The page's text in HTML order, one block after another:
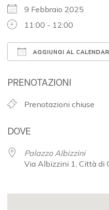
9 Febbraio 2025
11:00 - 12:00
AGGIUNGI AL
PRENOTAZIONI
Prenotazioni chiuse
DOVE
Palazzo Albizzini
Via Albizzini 1, Città di